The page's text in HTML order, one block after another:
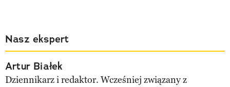
Nasz ekspert
Artur Białek
Dziennikarz i redaktor. Wcześniej związany z